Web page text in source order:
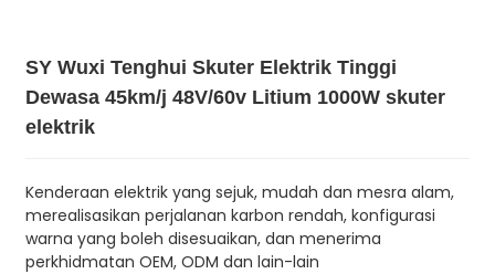
SY Wuxi Tenghui Skuter Elektrik Tinggi
Dewasa 45km/j 48V/60v Litium 1000W skuter
elektrik
Kenderaan elektrik yang sejuk, mudah dan mesra alam,
merealisasikan perjalanan karbon rendah, konfigurasi
warna yang boleh disesuaikan, dan menerima
perkhidmatan OEM, ODM dan lain-lain